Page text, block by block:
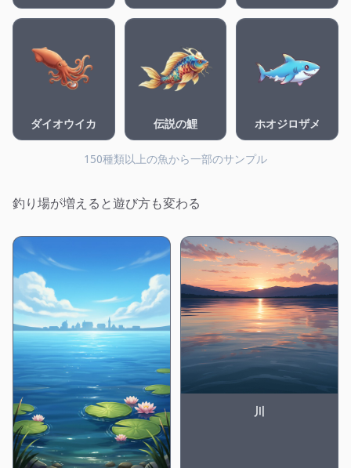
ダイオウイカ 伝説の鯉 ホオジロザメ
150種類以上の魚から一部のサンプル
釣り場が増えると遊び方も変わる
川